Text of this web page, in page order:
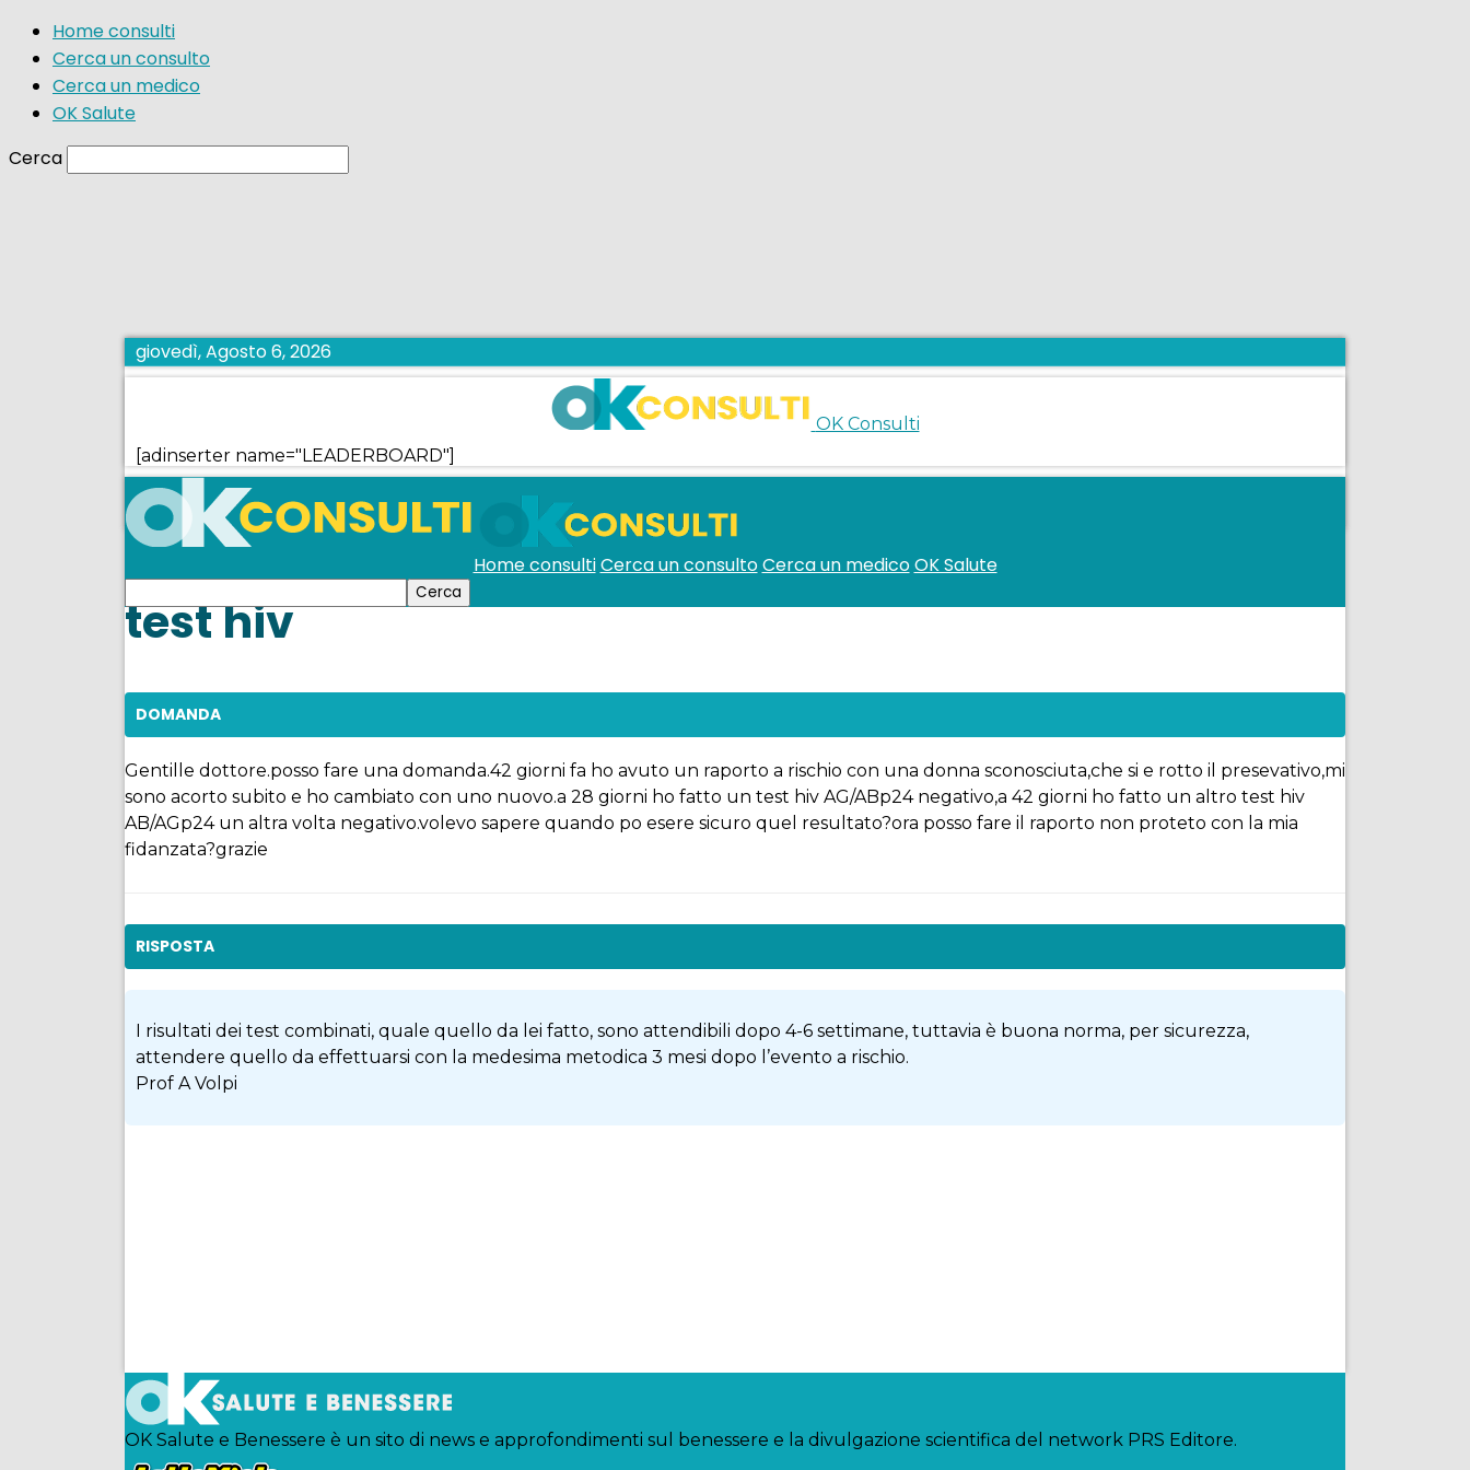
Home consulti
Cerca un consulto
Cerca un medico
OK Salute
Cerca
giovedì, Agosto 6, 2026
OK Consulti
[adinserter name="LEADERBOARD"]
Home consultiCerca un consultoCerca un medicoOK Salute
test hiv
DOMANDA
Gentille dottore.posso fare una domanda.42 giorni fa ho avuto un raporto a rischio con una donna sconosciuta,che si e rotto il presevativo,mi
sono acorto subito e ho cambiato con uno nuovo.a 28 giorni ho fatto un test hiv AG/ABp24 negativo,a 42 giorni ho fatto un altro test hiv
AB/AGp24 un altra volta negativo.volevo sapere quando po esere sicuro quel resultato?ora posso fare il raporto non proteto con la mia
fidanzata?grazie
RISPOSTA
I risultati dei test combinati, quale quello da lei fatto, sono attendibili dopo 4-6 settimane, tuttavia è buona norma, per sicurezza,
attendere quello da effettuarsi con la medesima metodica 3 mesi dopo l’evento a rischio.
Prof A Volpi
OK Salute e Benessere è un sito di news e approfondimenti sul benessere e la divulgazione scientifica del network PRS Editore.